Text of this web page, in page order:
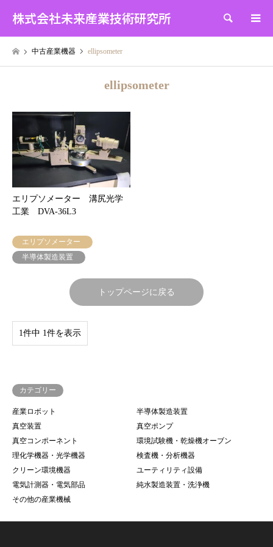
株式会社未来産業技術研究所 検索
中古産業機器 ellipsometer
ellipsometer
エリプソメーター 溝尻光学
工業 DVA-36L3
エリプソメーター
半導体製造装置
トップページに戻る
1件中 1件を表示
カテゴリー
産業ロボット
半導体製造装置
真空装置
真空ポンプ
真空コンポーネント
環境試験機・乾燥機オーブン
理化学機器・光学機器
検査機・分析機器
クリーン環境機器
ユーティリティ設備
電気計測器・電気部品
純水製造装置・洗浄機
その他の産業機械